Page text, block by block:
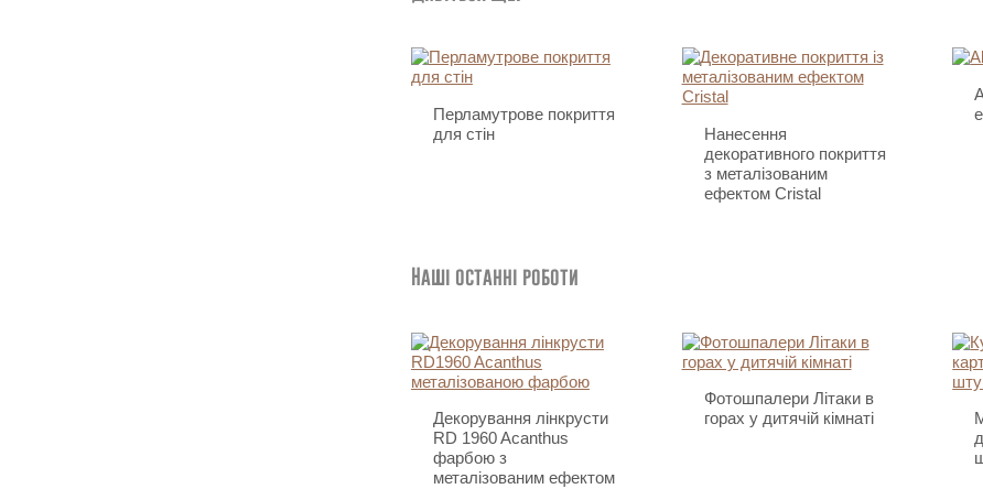
Перламутрове покриття
для стін
Нанесення
декоративного покриття
з металізованим
ефектом Cristal
Наші останні роботи
Декорування лінкрусти
RD 1960 Acanthus
фарбою з
металізованим ефектом
Фотошпалери Літаки в
горах у дитячій кімнаті